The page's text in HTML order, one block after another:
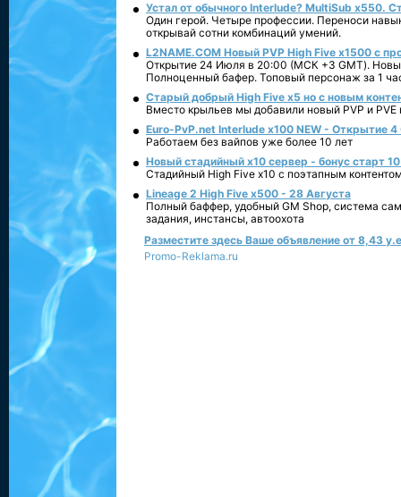
Устал от обычного Interlude? MultiSub x550.
Один герой. Четыре профессии. Переноси
открывай сотни комбинаций умений.
L2NAME.COM Новый PVP High Five x1500 с
Открытие 24 Июля в 20:00 (МСК +3 GMT).
Полноценный бафер. Топовый персонаж за 1
Старый добрый High Five x5 но с новым
Вместо крыльев мы добавили новый PVP и PVE
Euro-PvP.net Interlude х100 NEW - Открытие 4
Работаем без вайпов уже более 10 лет
Новый стадийный х10 сервер - бонус старт
Стадийный High Five x10 с поэтапным
Lineage 2 High Five x500 - 28 Августа
Полный баффер, удобный GM Shop, система
задания, инстансы, автоохота
Разместите здесь Ваше объявление от 8,43
Promo-Reklama.ru